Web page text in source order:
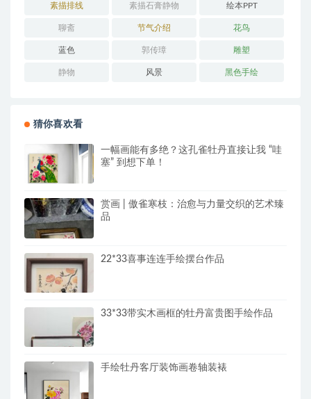
素描排线 素描石膏静物 绘本PPT
聊斋 节气介绍 花鸟
蓝色 郭传璋 雕塑
静物 风景 黑色手绘
猜你喜欢看
一幅画能有多绝？这孔雀牡丹直接让我 “哇
塞” 到想下单！
赏画 | 傲雀寒枝：治愈与力量交织的艺术臻
品
22*33喜事连连手绘摆台作品
33*33带实木画框的牡丹富贵图手绘作品
手绘牡丹客厅装饰画卷轴装裱